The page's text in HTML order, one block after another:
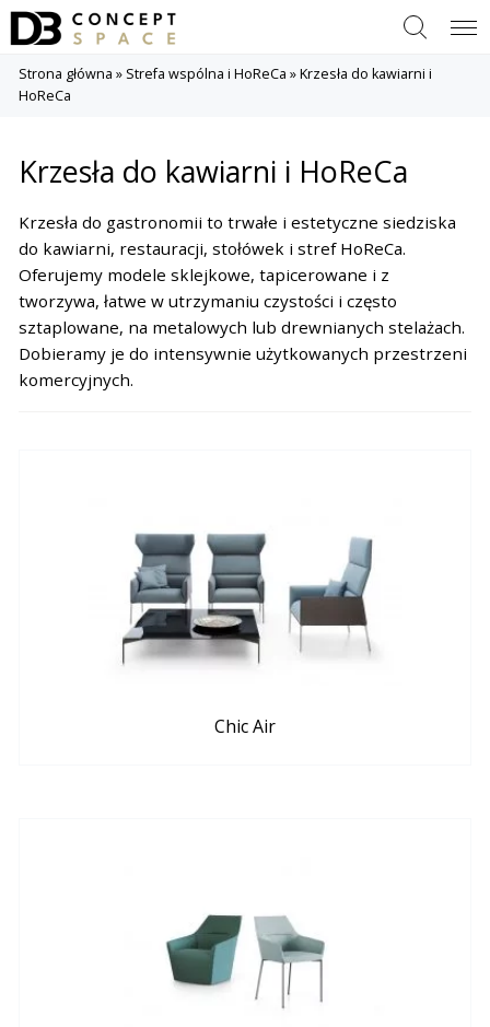
Szukaj Menu
Strona główna » Strefa wspólna i HoReCa »Krzesła do kawiarni i
HoReCa
Krzesła do kawiarni i HoReCa
Krzesła do gastronomii to trwałe i estetyczne siedziska
do kawiarni, restauracji, stołówek i stref HoReCa.
Oferujemy modele sklejkowe, tapicerowane i z
tworzywa, łatwe w utrzymaniu czystości i często
sztaplowane, na metalowych lub drewnianych stelażach.
Dobieramy je do intensywnie użytkowanych przestrzeni
komercyjnych.
Chic Air